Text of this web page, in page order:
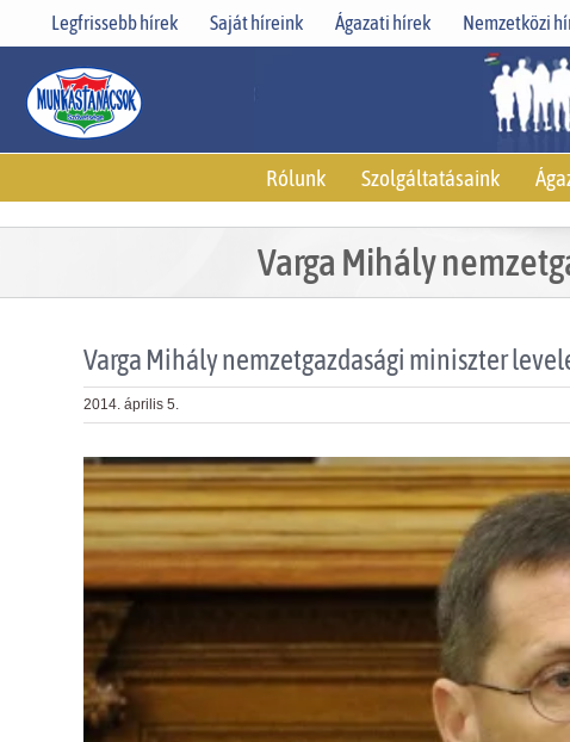
Legfrissebb hírek Saját híreink Ágazati hírek Nemzetközi
Rólunk Szolgáltatásaink
Varga Mihály
Varga Mihály nemzetgazdasági miniszter
2014. április 5.
View
Larger
Image